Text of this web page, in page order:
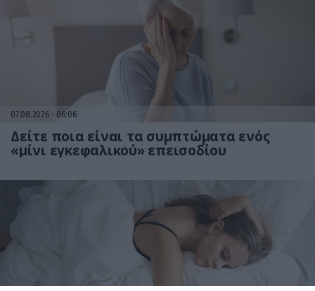
07.08.2026 06:06
Δείτε ποια είναι τα συμπτώματα ενός
«μίνι εγκεφαλικού» επεισοδίου